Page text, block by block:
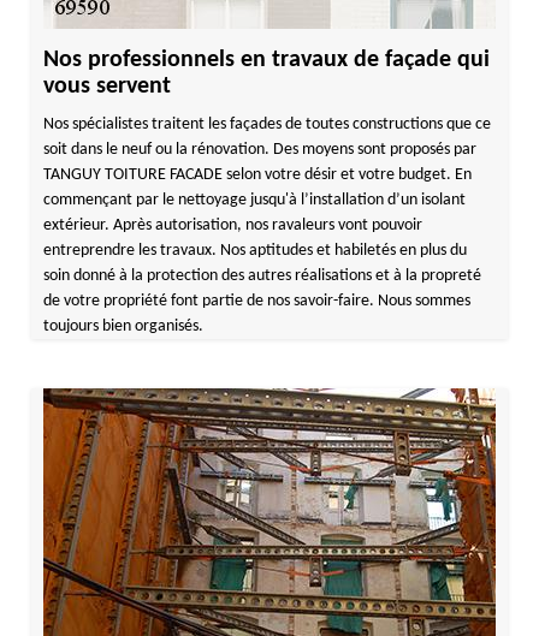
Nos professionnels en travaux de façade qui
vous servent
Nos spécialistes traitent les façades de toutes constructions que ce
soit dans le neuf ou la rénovation. Des moyens sont proposés par
TANGUY TOITURE FACADE selon votre désir et votre budget. En
commençant par le nettoyage jusqu'à l’installation d’un isolant
extérieur. Après autorisation, nos ravaleurs vont pouvoir
entreprendre les travaux. Nos aptitudes et habiletés en plus du
soin donné à la protection des autres réalisations et à la propreté
de votre propriété font partie de nos savoir-faire. Nous sommes
toujours bien organisés.